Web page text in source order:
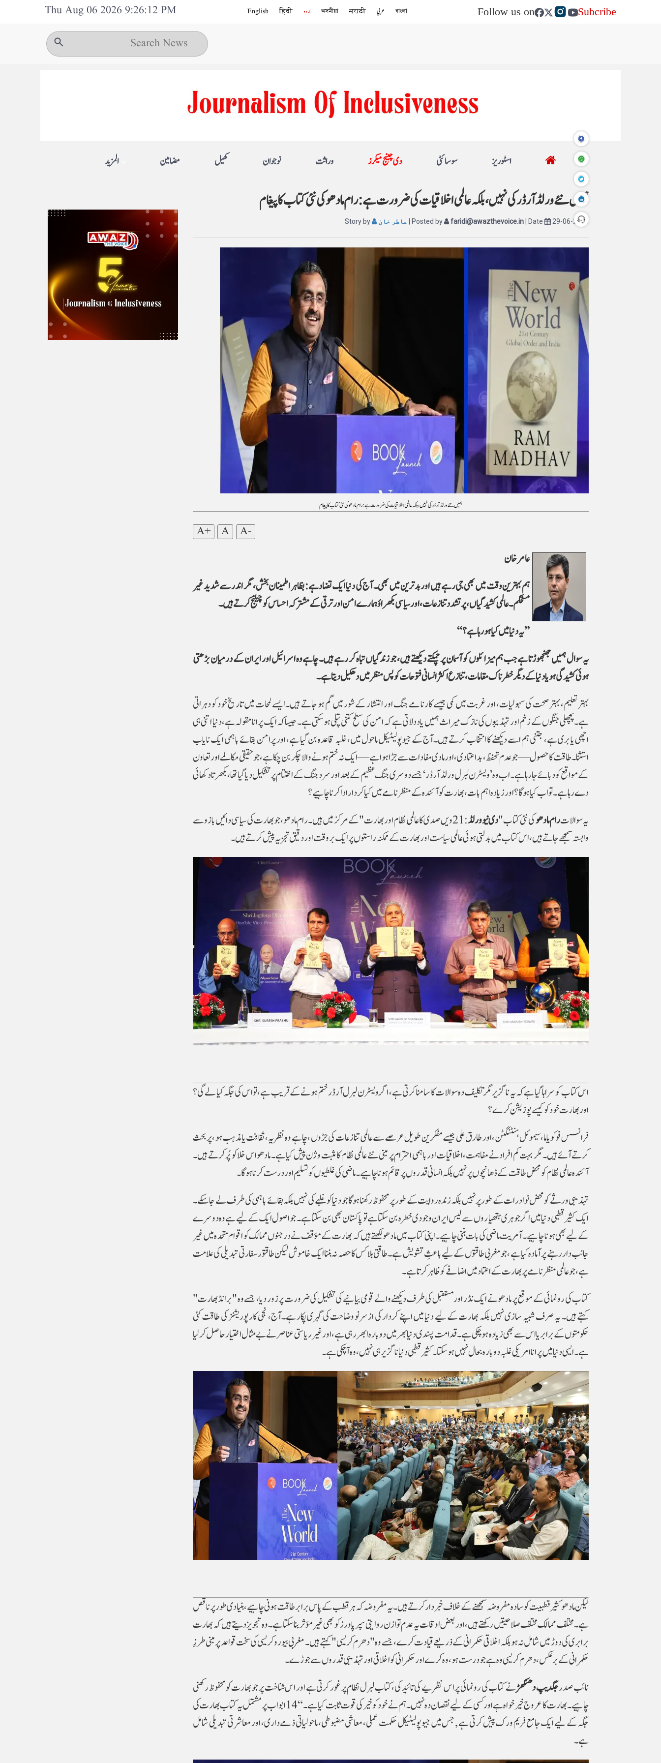
Thu Aug 06 2026 9:26:12 PM English हिंदी اردو অসমীয়া मराठी عربي বাংলা Follow us on Subcribe
المزيد مضامین کھیل نوجوان وراثت دی چینج میکرز سوسائٹی اسٹوریز
ہمیں نئے ورلڈ آرڈر کی نہیں، بلکہ عالمی اخلاقیات کی ضرورت ہے: رام مادھو کی نئی کتاب کا پیغام
Story by | Posted by faridi@awazthevoice.in | Date 29-06-2025
ہمیں نئے ورلڈ آرڈر کی نہیں، بلکہ عالمی اخلاقیات کی ضرورت ہے: رام مادھو کی نئی کتاب کا پیغام
A+ A A-
عامر خان
ہم بہترین وقت میں بھی جی رہے ہیں اور بدترین میں بھی۔ آج کی دنیا ایک تضاد ہے: بظاہر اطمینان بخش، مگر اندر سے شدید غیر
مستحکم۔ عالمی کشیدگیاں، پرتشدد تنازعات، اور سیاسی بکھراؤ ہمارے امن اور ترقی کے مشترکہ احساس کو چیلنج کرتے ہیں۔
”یہ دنیا میں کیا ہو رہا ہے؟“
یہ سوال ہمیں جھنجھوڑتا ہے جب ہم میزائلوں کو آسمان پر چمکتے دیکھتے ہیں، جو زندگیاں تباہ کر رہے ہیں۔ چاہے وہ اسرائیل اور ایران کے درمیان بڑھتی
ہوئی کشیدگی ہو یا دنیا کے دیگر خطرناک مقامات، تنازع اکثر انسانی فتوحات کو پس منظر میں دھکیل دیتا ہے۔
بہتر تعلیم، بہتر صحت کی سہولیات، اور غربت میں کمی جیسے کارنامے جنگ اور انتشار کے شور میں گم ہو جاتے ہیں۔ایسے لمحات میں تاریخ خود کو دہراتی
ہے۔ پچھلی جنگوں کے زخم اور تہذیبوں کی نازک میراث ہمیں یاد دلاتی ہے کہ امن کی سطح کتنی پتلی ہو سکتی ہے۔ جیسا کہ ایک پرانا مقولہ ہے، دنیا اتنی ہی
اچھی یا بری ہے، جتنی ہم اسے دیکھنے کا انتخاب کرتے ہیں۔آج کے جیوپولیٹیکل ماحول میں، غلبہ قاعدہ بن گیا ہے، اور پرامن بقائے باہمی ایک نایاب
استثنا۔ طاقت کا حصول — جو عدم تحفظ، بداعتمادی، اور مادی مفادات سے جڑا ہوا ہے — ایک نہ ختم ہونے والا چکر بن چکا ہے، جو حقیقی مکالمے اور تعاون
کے مواقع کو دبائے جا رہا ہے۔اب وہ ’ویسٹرن لبرل ورلڈ آرڈر‘ جسے دوسری جنگ عظیم کے بعد اور سرد جنگ کے اختتام پر تشکیل دیا گیا تھا، بکھرتا دکھائی
دے رہا ہے۔ تو اب کیا ہوگا؟ اور زیادہ اہم بات، بھارت کو آئندہ کے منظرنامے میں کیا کردار ادا کرنا چاہیے؟
یہ سوالاتراممادھوکی نئی کتاب "دینیوورلڈ
: 21ویں صدی کا عالمی نظام اور بھارت" کے مرکز میں ہیں۔ رام مادھو، جو بھارت کی سیاسی دائیں بازو سے
وابستہ سمجھے جاتے ہیں، اس کتاب میں بدلتی ہوئی عالمی سیاست اور بھارت کے ممکنہ راستوں پر ایک بروقت اور دقیق تجزیہ پیش کرتے ہیں۔
اس کتاب کو سراہا گیا ہے کہ یہ ناگزیر مگر تکلیف دہ سوالات کا سامنا کرتی ہے، اگر ویسٹرن لبرل آرڈر ختم ہونے کے قریب ہے، تو اس کی جگہ کیا لے گی؟
اور بھارت خود کو کیسے پوزیشن کرے؟
فرانسس فوکویاما، سیموئل ہنٹنگٹن، اور طارق علی جیسے مفکرین طویل عرصے سے عالمی تنازعات کی جڑوں ، چاہے وہ نظریہ، ثقافت یا مذہب ہو ، پر بحث
کرتے آئے ہیں۔ مگر بہت کم افراد نے مفاہمت، اخلاقیات اور باہمی احترام پر مبنی نئے عالمی نظام کا مثبت وژن پیش کیا ہے۔ مادھو اس خلا کو پُر کرتے ہیں۔
آئندہ عالمی نظام کو محض طاقت کے ڈھانچوں پر نہیں بلکہ انسانی قدروں پر قائم ہونا چاہیے۔ ماضی کی غلطیوں کو تسلیم اور درست کرنا ہوگا۔
تہذیبی ورثے کو محض نوادرات کے طور پر نہیں بلکہ زندہ روایت کے طور پر محفوظ رکھنا ہوگا جو دنیا کو غلبے کی نہیں بلکہ بقائے باہمی کی طرف لے جا سکے۔
ایک کثیر قطبی دنیا میں اگر جوہری ہتھیاروں سے لیس ایران وجودی خطرہ بن سکتا ہے تو پاکستان بھی بن سکتا ہے۔ جو اصول ایک کے لیے ہے وہ دوسرے
کے لیے بھی ہونا چاہیے۔ آمریت ماضی کی بات بننی چاہیے۔اپنی کتاب میں مادھو لکھتے ہیں کہ بھارت کے مؤقف نے درجنوں ممالک کو اقوام متحدہ میں غیر
جانب دار رہنے پر آمادہ کیا ہے ، جو مغربی طاقتوں کے لیے باعثِ تشویش ہے۔طاقتی بلاکس کا حصہ نہ بننا ایک خاموش لیکن طاقتور سفارتی تبدیلی کی علامت
ہے، جو عالمی منظرنامے پر بھارت کے اعتماد میں اضافے کو ظاہر کرتا ہے۔
کتاب کی رونمائی کے موقع پر مادھو نے ایک نڈر اور مستقبل کی طرف دیکھنے والے قومی بیانیے کی تشکیل کی ضرورت پر زور دیا ، جسے وہ "برانڈ بھارت"
کہتے ہیں۔ یہ صرف شبیہ سازی نہیں بلکہ بھارت کے لیے دنیا میں اپنے کردار کی ازسرنو وضاحت کی گہری پکار ہے۔آج، نجی کارپوریشنز کی طاقت کئی
حکومتوں کے برابر یا اس سے بھی زیادہ ہو چکی ہے۔ قدامت پسندی دنیا بھر میں دوبارہ ابھر رہی ہے، اور غیر ریاستی عناصر نے بے مثال اختیار حاصل کر لیا
ہے۔ ایسی دنیا میں پرانا امریکی غلبہ دوبارہ بحال نہیں ہو سکتا۔ کثیر قطبی دنیا ناگزیر ہی نہیں، وہ آ چکی ہے۔
لیکن مادھو کثیر قطبیت کو سادہ مفروضہ سمجھنے کے خلاف خبردار کرتے ہیں۔یہ مفروضہ کہ ہر قطب کے پاس برابر طاقت ہونی چاہیے، بنیادی طور پر ناقص
ہے۔ مختلف ممالک مختلف صلاحیتیں رکھتے ہیں، اور بعض اوقات یہ عدم توازن روایتی سپر پاورز کو بھی غیر مؤثر بنا سکتا ہے۔وہ تجویز دیتے ہیں کہ بھارت
برابری کی دوڑ میں شامل نہ ہو بلکہ اخلاقی حکمرانی کے ذریعے قیادت کرے،جسے وہ "دھرم کریسی" کہتے ہیں۔ مغربی بیوروکریسی کی سخت قواعد پر مبنی طرزِ
حکمرانی کے برعکس، دھرم کریسی وہ ہے جو درست ہو، وہ کرےاور حکمرانی کو اخلاقی اور تہذیبی قدروں سے جوڑے۔
نائب صدرجگدیپ دھنکھڑنے کتاب کی رونمائی پر اس نظریے کی تائید کی،کتاب لبرل نظام پر غور کرتی ہے اور اس شناخت پر جو بھارت کومحفوظ رکھنی
چاہیے۔ بھارت کا عروج خیرخواہ ہے اور کسی کے لیے نقصان دہ نہیں۔ ہم نے خود کو خیر کی قوت ثابت کیا ہے۔“14 ابواب پر مشتمل یہ کتاب بھارت کی
جگہ کے لیے ایک جامع فریم ورک پیش کرتی ہے , جس میں جیوپولیٹیکل حکمت عملی، معاشی مضبوطی، ماحولیاتی ذمے داری، اور معاشرتی تبدیلی شامل
ہے۔